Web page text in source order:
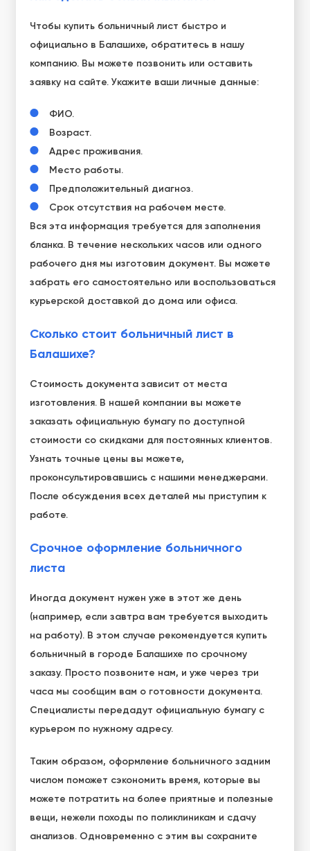
Чтобы купить больничный лист быстро и
официально в Балашихе, обратитесь в нашу
компанию. Вы можете позвонить или оставить
заявку на сайте. Укажите ваши личные данные:
ФИО.
Возраст.
Адрес проживания.
Место работы.
Предположительный диагноз.
Срок отсутствия на рабочем месте.
Вся эта информация требуется для заполнения
бланка. В течение нескольких часов или одного
рабочего дня мы изготовим документ. Вы можете
забрать его самостоятельно или воспользоваться
курьерской доставкой до дома или офиса.
Сколько стоит больничный лист в
Балашихе?
Стоимость документа зависит от места
изготовления. В нашей компании вы можете
заказать официальную бумагу по доступной
стоимости со скидками для постоянных клиентов.
Узнать точные цены вы можете,
проконсультировавшись с нашими менеджерами.
После обсуждения всех деталей мы приступим к
работе.
Срочное оформление больничного
листа
Иногда документ нужен уже в этот же день
(например, если завтра вам требуется выходить
на работу). В этом случае рекомендуется купить
больничный в городе Балашихе по срочному
заказу. Просто позвоните нам, и уже через три
часа мы сообщим вам о готовности документа.
Специалисты передадут официальную бумагу с
курьером по нужному адресу.
Таким образом, оформление больничного задним
числом поможет сэкономить время, которые вы
можете потратить на более приятные и полезные
вещи, нежели походы по поликлиникам и сдачу
анализов. Одновременно с этим вы сохраните